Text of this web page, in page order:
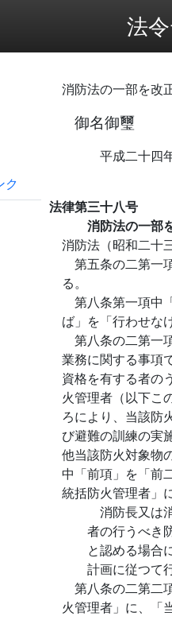
法
ク
消防法の一部を改
御名御璽
平成二十四
法律第三十八号
消防法の一部
消防法（昭和二十
第五条の二第一
る。
第八条第一項中
ば」を「行わせな
第八条の二第一
業務に関する事項
資格を有する者の
火管理者（以下こ
ろにより、当該防
び避難の訓練の実
他当該防火対象物
中「前項」を「前
統括防火管理者」
消防長又は
者の行うべき
と認める場合
計画に従つて
第八条の二第二
火管理者」に、「